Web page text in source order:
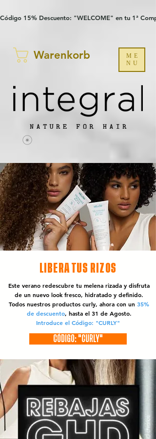
Código 15% Descuento: "WELCOME" en tu 1ª
Warenkorb
ME
NU
LIBERA TUS RIZOS
Este verano redescubre tu melena rizada y disfruta
de un nuevo look fresco, hidratado y definido.
Todos nuestros productos curly, ahora con un 35%
de descuento, hasta el 31 de Agosto.
Introduce el Código: "CURLY"
CÓDIGO: "CURLY"